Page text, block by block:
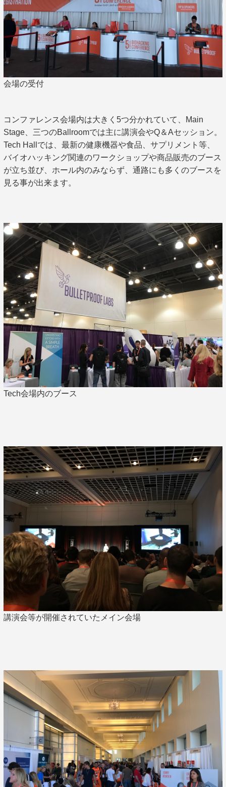
会場の受付
コンファレンス会場内は大きく5つ分かれていて、Main
Stage、三つのBallroomでは主に講演会やQ＆Aセッション。
Tech Hallでは、最新の健康機器や食品、サプリメント等、
バイオハッキング関連のワークショップや商品販売のブース
が立ち並び、ホール内のみならず、通路にも多くのブースを
見る事が出来ます。
Tech会場内のブース
講演会等が開催されていたメイン会場